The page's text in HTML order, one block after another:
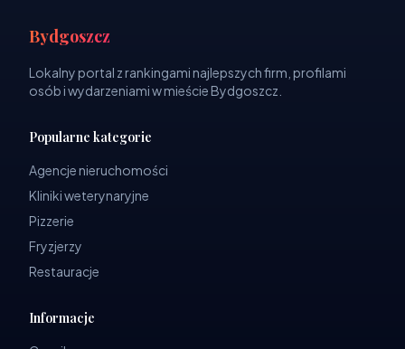
Bydgoszcz
Lokalny portal z rankingami najlepszych firm, profilami
osób i wydarzeniami w mieście Bydgoszcz.
Popularne kategorie
Agencje nieruchomości
Kliniki weterynaryjne
Pizzerie
Fryzjerzy
Restauracje
Informacje